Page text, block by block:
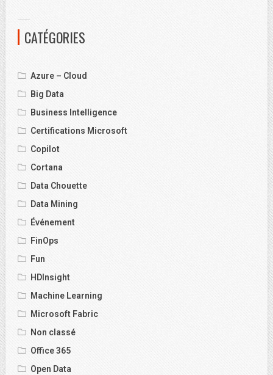
CATÉGORIES
Azure – Cloud
Big Data
Business Intelligence
Certifications Microsoft
Copilot
Cortana
Data Chouette
Data Mining
Événement
FinOps
Fun
HDInsight
Machine Learning
Microsoft Fabric
Non classé
Office 365
Open Data